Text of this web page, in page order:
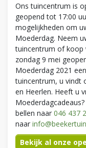
Ons tuincentrum is
geopend tot 17:00
mogelijkheden om
Moederdag. Neem
tuincentrum of koop
zondag 9 mei
Moederdag 2021
tuincentrum, u vindt
en Heerlen. Heeft u
bellen naar 046 437
naar
Bekijk al onze